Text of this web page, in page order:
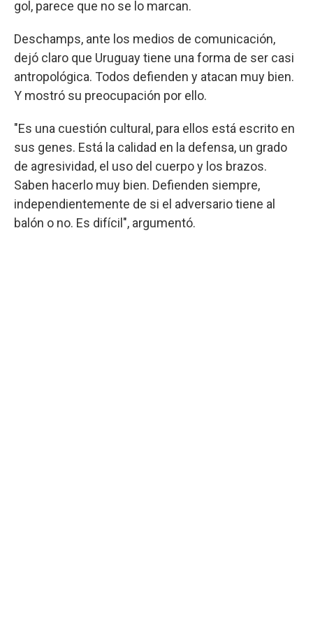
gol, parece que no se lo marcan.
Deschamps, ante los medios de comunicación,
dejó claro que Uruguay tiene una forma de ser casi
antropológica. Todos defienden y atacan muy bien.
Y mostró su preocupación por ello.
"Es una cuestión cultural, para ellos está escrito en
sus genes. Está la calidad en la defensa, un grado
de agresividad, el uso del cuerpo y los brazos.
Saben hacerlo muy bien. Defienden siempre,
independientemente de si el adversario tiene al
balón o no. Es difícil", argumentó.